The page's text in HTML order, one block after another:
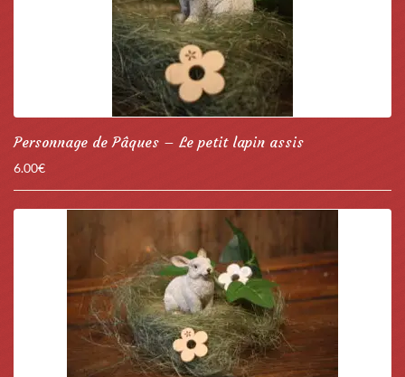
Personnage de Pâques – Le petit lapin assis
6.00€